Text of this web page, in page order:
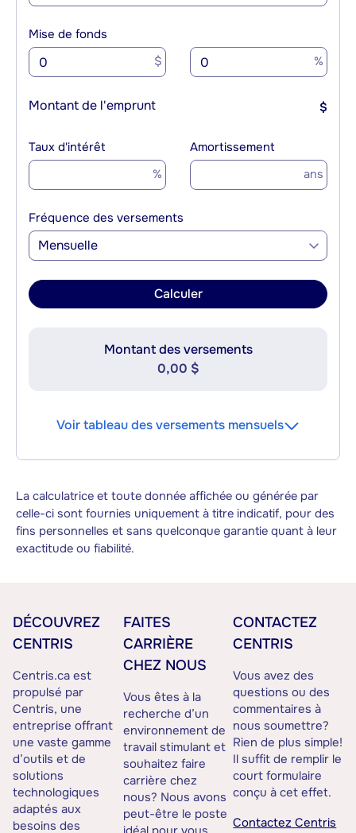
Mise de fonds
$ %
Montant de l'emprunt $
Taux d'intérêt
%
Amortissement
ans
Fréquence des versements
Mensuelle
Calculer
Montant des versements
0,00 $
Voir tableau des versements mensuels
La calculatrice et toute donnée affichée ou générée par
celle-ci sont fournies uniquement à titre indicatif, pour des
fins personnelles et sans quelconque garantie quant à leur
exactitude ou fiabilité.
DÉCOUVREZ
CENTRIS
Centris.ca est
propulsé par
Centris, une
entreprise offrant
une vaste gamme
d’outils et de
solutions
technologiques
adaptés aux
besoins des
FAITES
CARRIÈRE
CHEZ NOUS
Vous êtes à la
recherche d’un
environnement de
travail stimulant et
souhaitez faire
carrière chez
nous? Nous avons
peut-être le poste
CONTACTEZ
CENTRIS
Vous avez des
questions ou des
commentaires à
nous soumettre?
Rien de plus simple!
Il suffit de remplir le
court formulaire
conçu à cet effet.
Contactez Centris